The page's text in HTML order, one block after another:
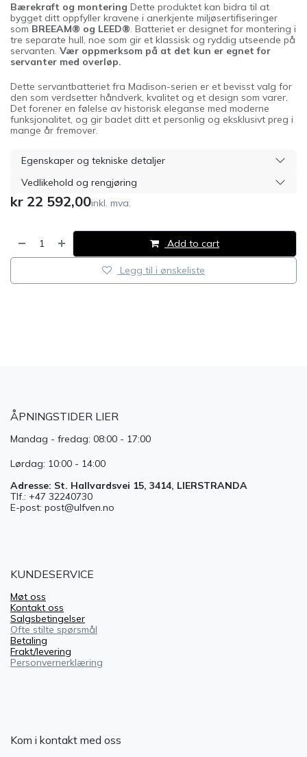
Bærekraft og montering Dette produktet kan bidra til at
bygget ditt oppfyller kravene i anerkjente miljøsertifiseringer
som BREEAM® og LEED®. Batteriet er designet for montering i
tre separate hull, noe som gir et klassisk og ryddig utseende på
servanten. Vær oppmerksom på at det kun er egnet for
servanter med overløp.
Dette servantbatteriet fra Madison-serien er et bevisst valg for
den som verdsetter håndverk, kvalitet og et design som varer.
Det forener en følelse av historisk eleganse med moderne
funksjonalitet, og gir badet ditt et personlig og eksklusivt preg i
mange år fremover.
Egenskaper og tekniske detaljer
Vedlikehold og rengjøring
kr 22 592,00inkl. mva.
Add to cart
Legg til i ønskeliste
ÅPNINGSTIDER LIER
Mandag - fredag: 08:00 - 17:00
Lørdag: 10:00 - 14:00
Adresse: St. Hallvardsvei 15, 3414, LIERSTRANDA
Tlf.: +47 32240730
E-post: post@ulfven.no
KUNDESERVICE
Møt oss
Kontakt oss
Salgsbetingelser
Ofte stilte spørsmål
Betaling
Frakt/levering
Personvernerklæring
Kom i kontakt med oss